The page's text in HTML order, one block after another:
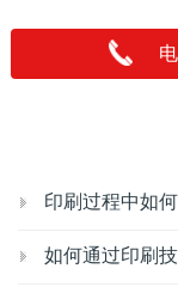
印刷过程中如